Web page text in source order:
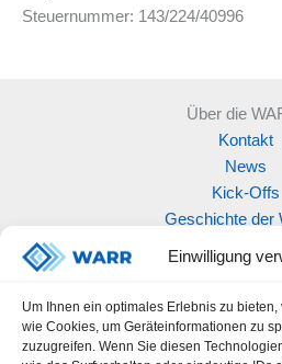
Einwilligung
Um Ihnen ein optimales Erlebnis zu
wie Cookies, um Geräteinformationen zu
zuzugreifen. Wenn Sie diesen
Steuernummer: 143/224/40996
Über die
Kontakt
News
Kick-Offs
Geschichte der
Unsere
MOVE
Rocketry